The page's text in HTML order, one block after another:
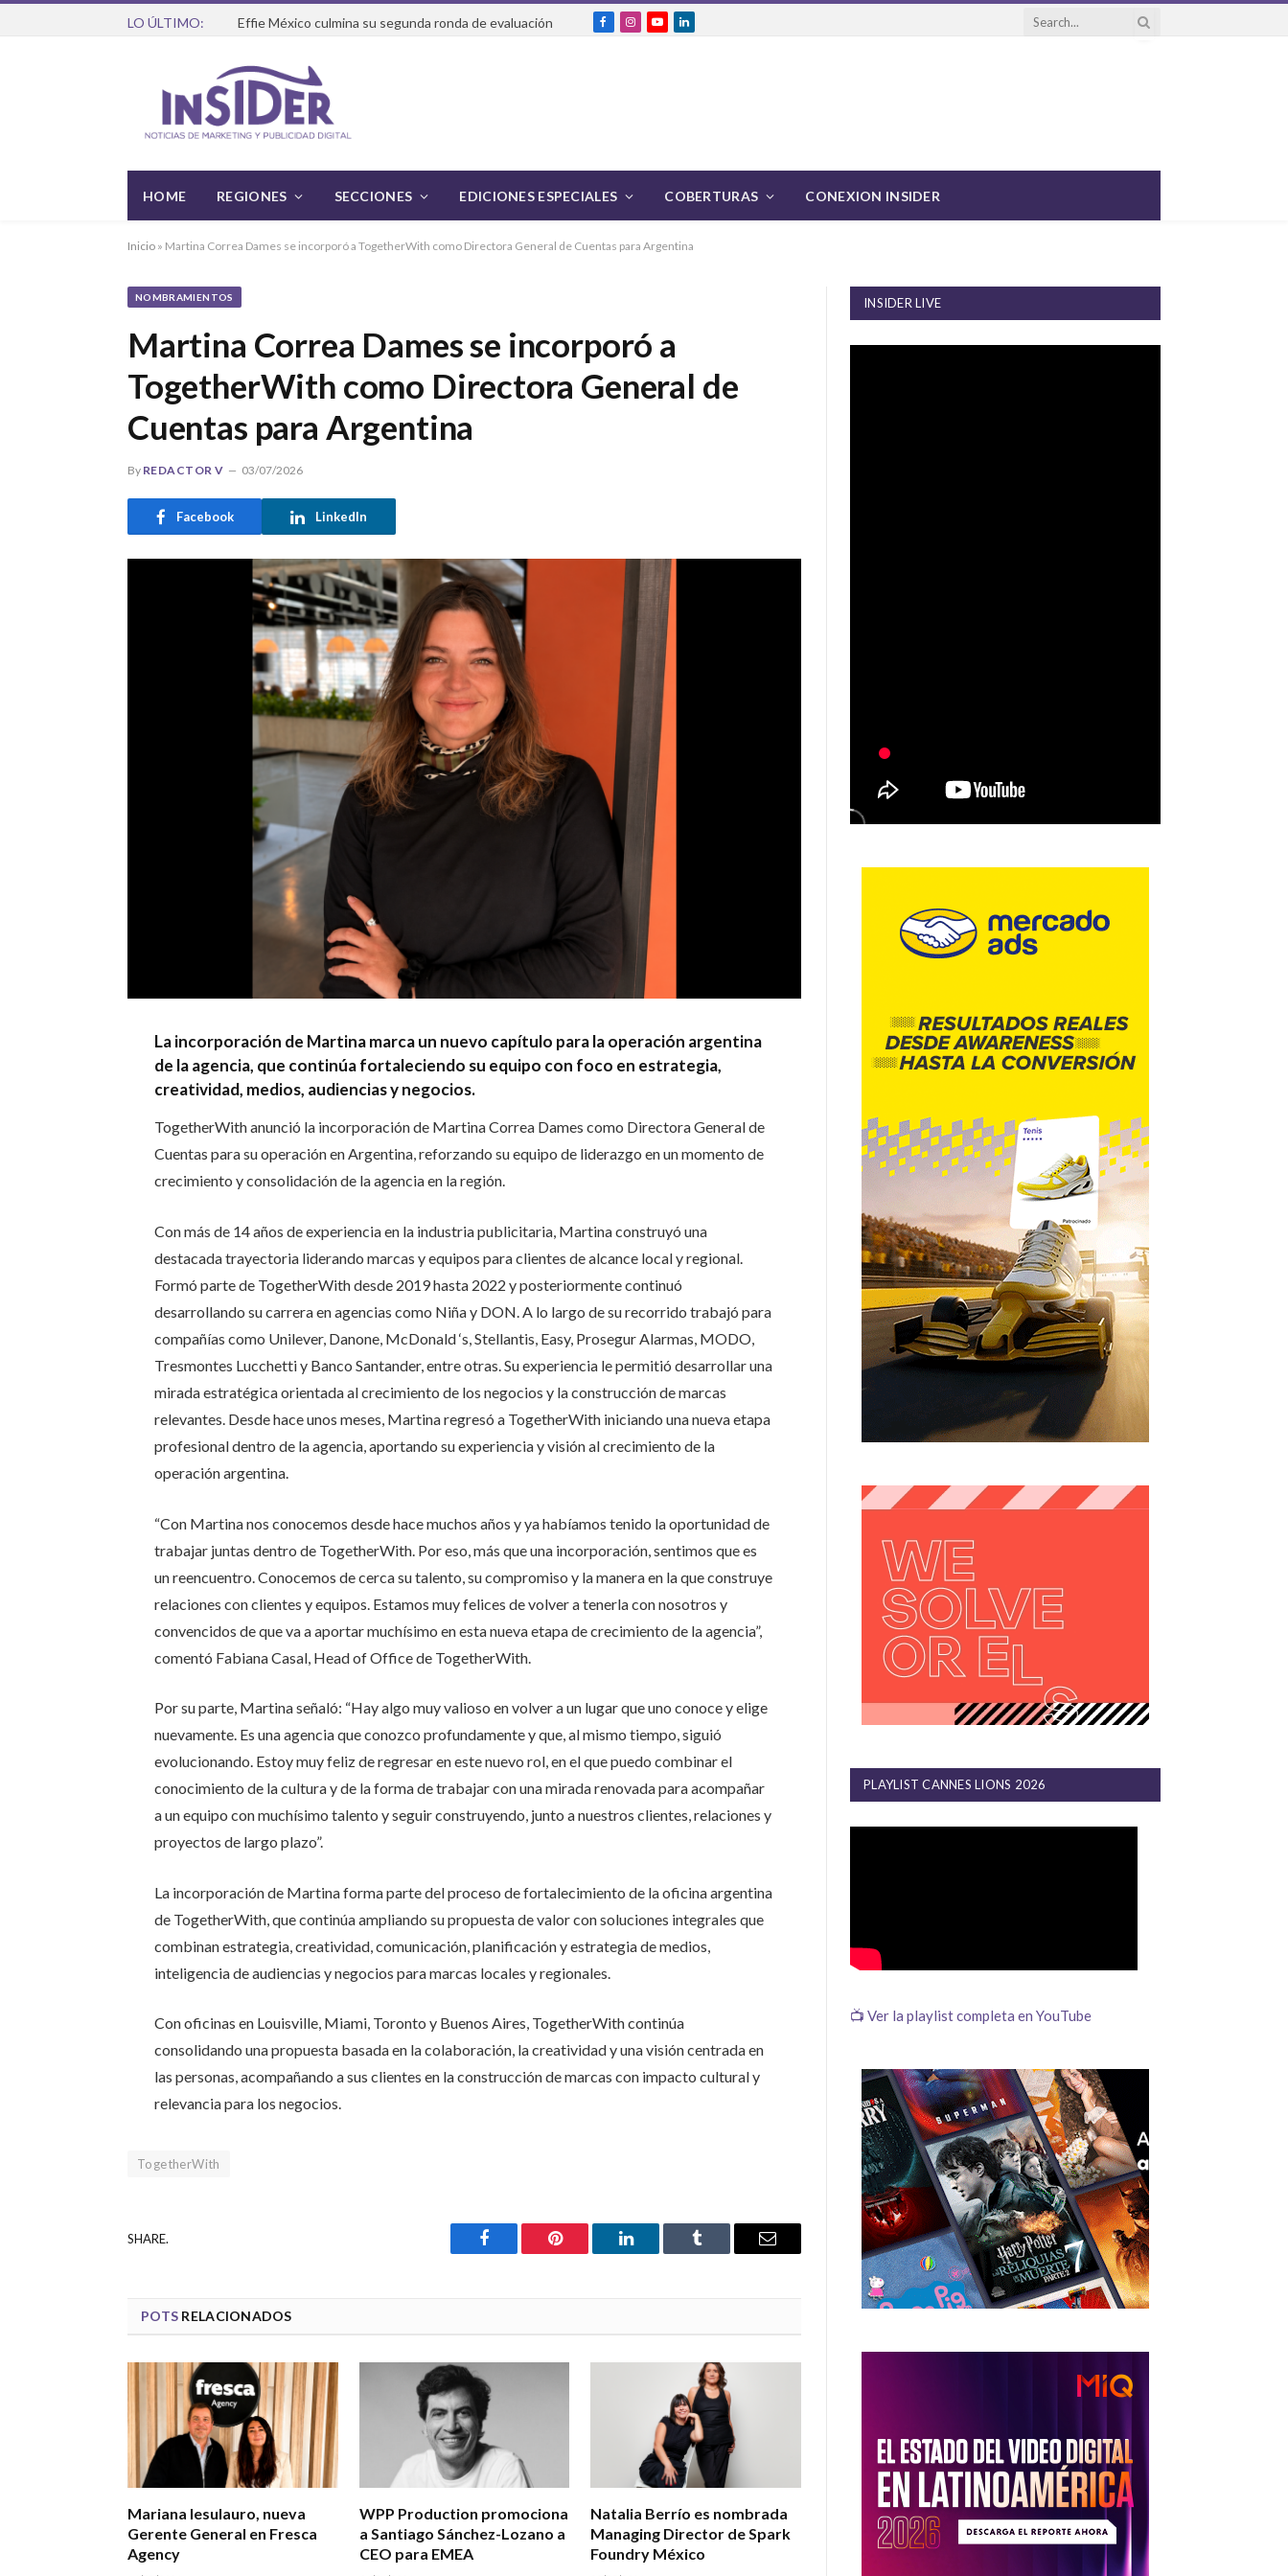
LO ÚLTIMO: Effie México culmina su segunda ronda de evaluación
FacebookInstagram
YouTubeLinkedIn
HOME REGIONES SECCIONES EDICIONES ESPECIALES COBERTURAS CONEXION INSIDER
Inicio » Martina Correa Dames se incorporó a TogetherWith como Directora General de Cuentas para Argentina
NOMBRAMIENTOS
Martina Correa Dames se incorporó a
TogetherWith como Directora General de
Cuentas para Argentina
By REDACTOR V 03/07/2026
Facebook LinkedIn
La incorporación de Martina marca un nuevo capítulo para la operación argentina
de la agencia, que continúa fortaleciendo su equipo con foco en estrategia,
creatividad, medios, audiencias y negocios.
TogetherWith anunció la incorporación de Martina Correa Dames como Directora General de
Cuentas para su operación en Argentina, reforzando su equipo de liderazgo en un momento de
crecimiento y consolidación de la agencia en la región.
Con más de 14 años de experiencia en la industria publicitaria, Martina construyó una
destacada trayectoria liderando marcas y equipos para clientes de alcance local y regional.
Formó parte de TogetherWith desde 2019 hasta 2022 y posteriormente continuó
desarrollando su carrera en agencias como Niña y DON. A lo largo de su recorrido trabajó para
compañías como Unilever, Danone, McDonald ‘s, Stellantis, Easy, Prosegur Alarmas, MODO,
Tresmontes Lucchetti y Banco Santander, entre otras. Su experiencia le permitió desarrollar una
mirada estratégica orientada al crecimiento de los negocios y la construcción de marcas
relevantes. Desde hace unos meses, Martina regresó a TogetherWith iniciando una nueva etapa
profesional dentro de la agencia, aportando su experiencia y visión al crecimiento de la
operación argentina.
“Con Martina nos conocemos desde hace muchos años y ya habíamos tenido la oportunidad de
trabajar juntas dentro de TogetherWith. Por eso, más que una incorporación, sentimos que es
un reencuentro. Conocemos de cerca su talento, su compromiso y la manera en la que construye
relaciones con clientes y equipos. Estamos muy felices de volver a tenerla con nosotros y
convencidos de que va a aportar muchísimo en esta nueva etapa de crecimiento de la agencia”,
comentó Fabiana Casal, Head of Office de TogetherWith.
Por su parte, Martina señaló: “Hay algo muy valioso en volver a un lugar que uno conoce y elige
nuevamente. Es una agencia que conozco profundamente y que, al mismo tiempo, siguió
evolucionando. Estoy muy feliz de regresar en este nuevo rol, en el que puedo combinar el
conocimiento de la cultura y de la forma de trabajar con una mirada renovada para acompañar
a un equipo con muchísimo talento y seguir construyendo, junto a nuestros clientes, relaciones y
proyectos de largo plazo”.
La incorporación de Martina forma parte del proceso de fortalecimiento de la oficina argentina
de TogetherWith, que continúa ampliando su propuesta de valor con soluciones integrales que
combinan estrategia, creatividad, comunicación, planificación y estrategia de medios,
inteligencia de audiencias y negocios para marcas locales y regionales.
Con oficinas en Louisville, Miami, Toronto y Buenos Aires, TogetherWith continúa
consolidando una propuesta basada en la colaboración, la creatividad y una visión centrada en
las personas, acompañando a sus clientes en la construcción de marcas con impacto cultural y
relevancia para los negocios.
TogetherWith
SHARE.
Facebook Pinterest LinkedIn Tumblr Email
POTS RELACIONADOS
Mariana Iesulauro, nueva
Gerente General en Fresca
Agency
WPP Production promociona
a Santiago Sánchez-Lozano a
CEO para EMEA
Natalia Berrío es nombrada
Managing Director de Spark
Foundry México
INSIDER LIVE
PLAYLIST CANNES LIONS 2026
📺 Ver la playlist completa en YouTube